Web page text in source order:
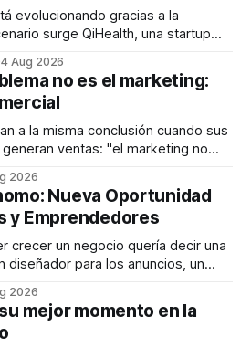
evolucionando gracias a la
surge QiHealth, una startup
inteligencia artificial y monitoreo
a las personas a tomar mejores
metabólica. Su propuesta busca
Aug 2026
no es el marketing:
a la misma conclusión cuando sus
ventas: "el marketing no
estar en otro lugar. Durante
SER PRO, el especialista en
que
2026
Nueva Oportunidad
y Emprendedores
crecer un negocio quería decir una
diseñador para los anuncios, un
supiera de publicidad digital
un vendedor para atender
—con suerte— una persona
2026
mejor momento en la